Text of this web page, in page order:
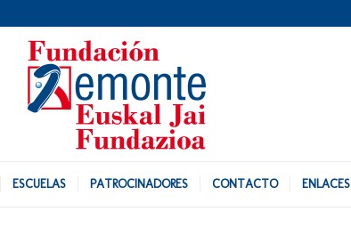
ESCUELAS PATROCINADORES CONTACTO ENLACES